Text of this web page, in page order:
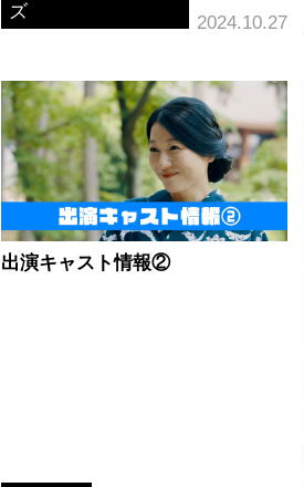
ズ
2024.10.27
出演キャスト情報②